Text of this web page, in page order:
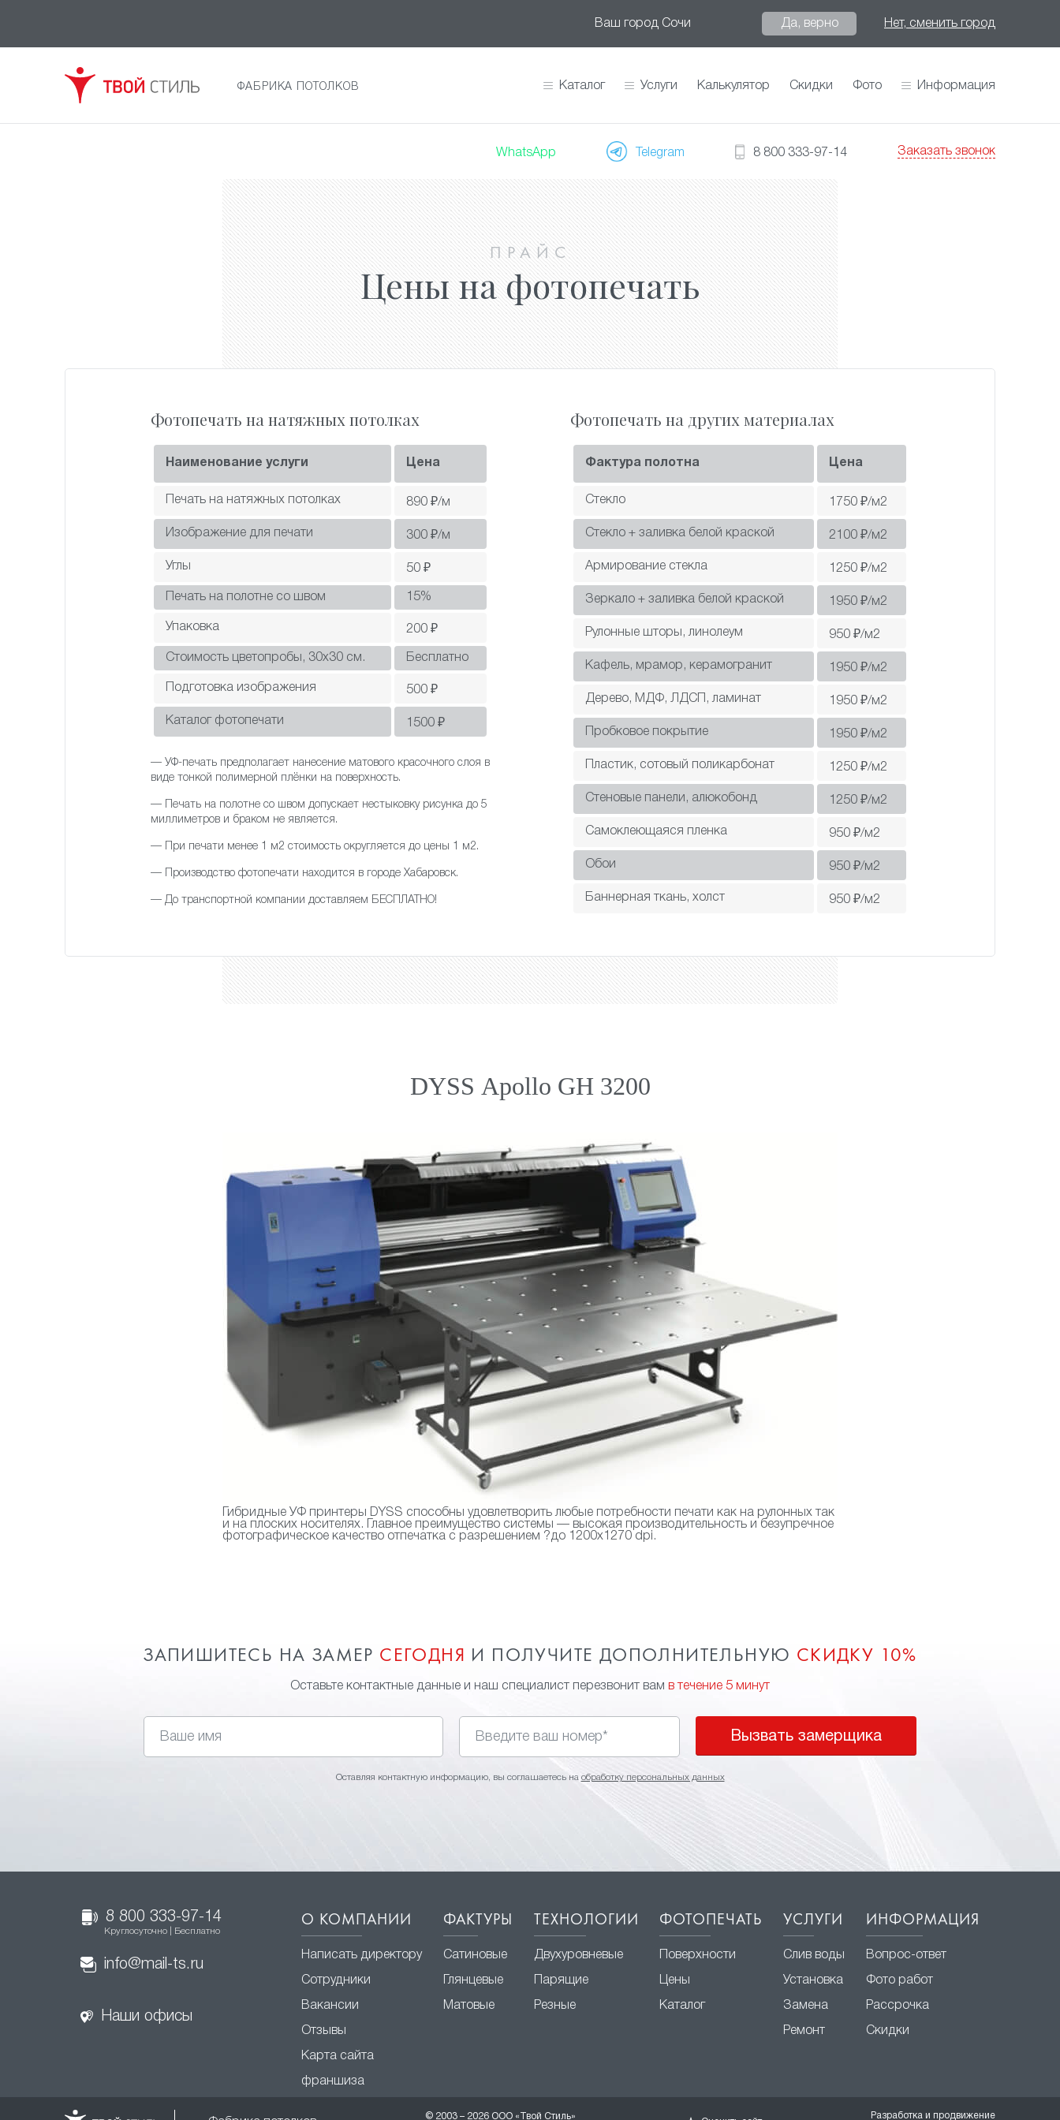
Ваш город Сочи Да, верно Нет, сменить город
ФАБРИКА ПОТОЛКОВ Каталог Услуги Калькулятор Скидки Фото Информация
WhatsApp Telegram 8 800 333-97-14 Заказать звонок
ПРАЙС
Цены на фотопечать
Фотопечать на натяжных потолках
Наименование услуги Цена
Печать на натяжных потолках 890 ₽/м
Изображение для печати 300 ₽/м
Углы 50 ₽
Печать на полотне со швом 15%
Упаковка 200 ₽
Стоимость цветопробы, 30х30 см. Бесплатно
Подготовка изображения 500 ₽
Каталог фотопечати 1500 ₽
— УФ-печать предполагает нанесение матового красочного слоя в
виде тонкой полимерной плёнки на поверхность.
— Печать на полотне со швом допускает нестыковку рисунка до 5
миллиметров и браком не является.
— При печати менее 1 м2 стоимость округляется до цены 1 м2.
— Производство фотопечати находится в городе Хабаровск.
— До транспортной компании доставляем БЕСПЛАТНО!
Фотопечать на других материалах
Фактура полотна Цена
Стекло 1750 ₽/м2
Стекло + заливка белой краской 2100 ₽/м2
Армирование стекла 1250 ₽/м2
Зеркало + заливка белой краской 1950 ₽/м2
Рулонные шторы, линолеум 950 ₽/м2
Кафель, мрамор, керамогранит 1950 ₽/м2
Дерево, МДФ, ЛДСП, ламинат 1950 ₽/м2
Пробковое покрытие 1950 ₽/м2
Пластик, сотовый поликарбонат 1250 ₽/м2
Cтеновые панели, алюкобонд 1250 ₽/м2
Самоклеющаяся пленка 950 ₽/м2
Обои 950 ₽/м2
Баннерная ткань, холст 950 ₽/м2
DYSS Apollo GH 3200
Гибридные УФ принтеры DYSS способны удовлетворить любые потребности печати как на рулонных так
и на плоских носителях. Главное преимущество системы — высокая производительность и безупречное
фотографическое качество отпечатка с разрешением ?до 1200х1270 dpi.
ЗАПИШИТЕСЬ НА ЗАМЕР СЕГОДНЯ И ПОЛУЧИТЕ ДОПОЛНИТЕЛЬНУЮ СКИДКУ 10%
Оставьте контактные данные и наш специалист перезвонит вам в течение 5 минут
Вызвать замерщика
Оставляя контактную информацию, вы соглашаетесь на обработку персональных данных
8 800 333-97-14
Круглосуточно | Бесплатно
info@mail-ts.ru
Наши офисы
О КОМПАНИИ
Написать директору
Сотрудники
Вакансии
Отзывы
Карта сайта
франшиза
ФАКТУРЫ
Сатиновые
Глянцевые
Матовые
ТЕХНОЛОГИИ
Двухуровневые
Парящие
Резные
ФОТОПЕЧАТЬ
Поверхности
Цены
Каталог
УСЛУГИ
Слив воды
Установка
Замена
Ремонт
ИНФОРМАЦИЯ
Вопрос-ответ
Фото работ
Рассрочка
Скидки
© 2003 – 2026 ООО «Твой Стиль» Разработка и продвижение